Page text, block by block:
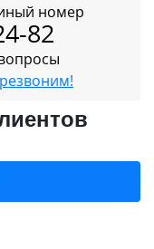
номер
82